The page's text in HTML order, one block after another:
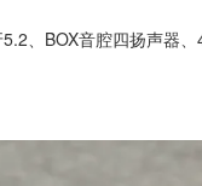
、BOX音腔四扬声器